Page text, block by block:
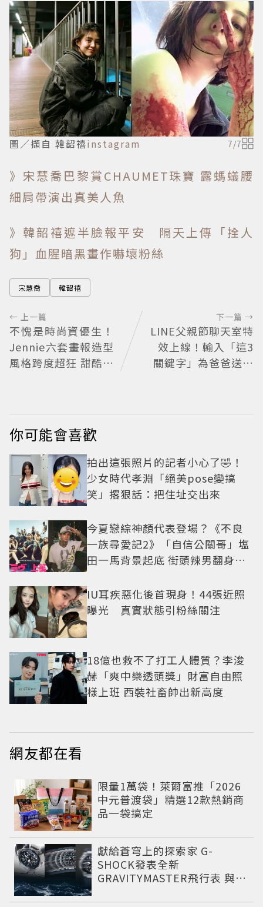
圖／擷自 韓韶禧instagram 7/7
》宋慧喬巴黎賞CHAUMET珠寶 露螞蟻腰
細肩帶演出真美人魚
》韓韶禧遮半臉報平安 隔天上傳「拴人
狗」血腥暗黑畫作嚇壞粉絲
宋慧喬 韓韶禧
← 上一篇
不愧是時尚資優生！
Jennie六套畫報造型
風格跨度超狂 甜酷少
下一篇 →
LINE父親節聊天室特
效上線！輸入「這3
關鍵字」為爸爸送上
你可能會喜歡
拍出這張照片的記者小心了🤣！
少女時代孝淵「絕美pose變搞
笑」撂狠話：把住址交出來
今夏戀綜神顏代表登場？《不良
一族尋愛記2》「自信公關哥」塩
田一馬背景起底 街頭辣男翻身當
IU耳疾惡化後首現身！44張近照
曝光 真實狀態引粉絲關注
18億也救不了打工人體質？李浚
赫「爽中樂透頭獎」財富自由照
樣上班 西裝社畜帥出新高度
網友都在看
限量1萬袋！萊爾富推「2026
中元普渡袋」精選12款熱銷商
品一袋搞定
獻給蒼穹上的探索家 G-
SHOCK發表全新
GRAVITYMASTER飛行表 與天